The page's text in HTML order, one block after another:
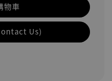
物車
Us)